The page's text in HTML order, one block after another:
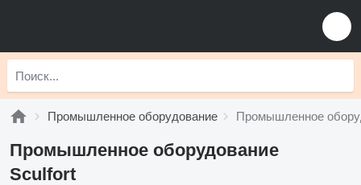
Промышленное оборудование Промышленное
Промышленное оборудование
Sculfort